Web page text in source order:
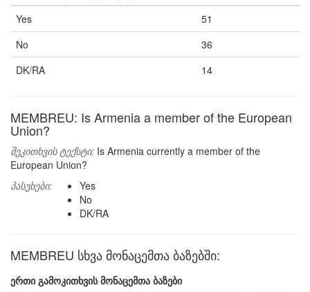
Yes
51
No
36
DK/RA
14
MEMBREU: Is Armenia a member of the European
Union?
შეკითხვის ტექსტი: Is Armenia currently a member of the
European Union?
პასუხები:
Yes
No
DK/RA
MEMBREU სხვა მონაცემთა ბაზებში:
ერთი გამოკითხვის მონაცემთა ბაზები